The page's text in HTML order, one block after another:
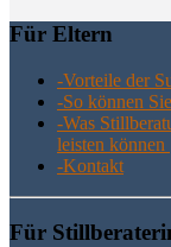
Für Eltern
-Vor­tei­le der
-So kön­nen
-Was
leis­ten können
-Kon­takt
Für